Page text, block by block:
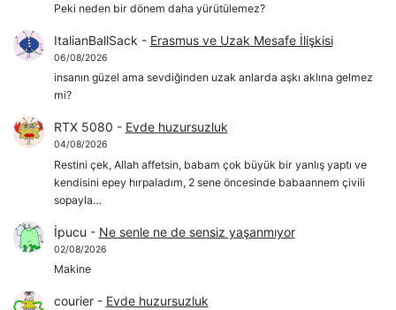
Peki neden bir dönem daha yürütülemez?
ItalianBallSack - Erasmus ve Uzak Mesafe İlişkisi
06/08/2026
insanın güzel ama sevdiğinden uzak anlarda aşkı aklına gelmez
mi?
RTX 5080 - Evde huzursuzluk
04/08/2026
Restini çek, Allah affetsin, babam çok büyük bir yanlış yaptı ve
kendisini epey hırpaladım, 2 sene öncesinde babaannem çivili
sopayla…
İpucu - Ne senle ne de sensiz yaşanmıyor
02/08/2026
Makine
courier- Evde huzursuzluk